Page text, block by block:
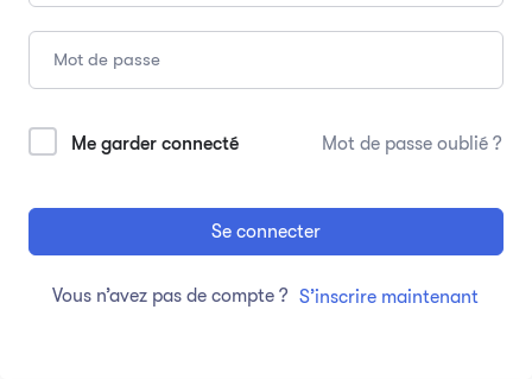
Me garder connecté Mot de passe oublié ?
Se connecter
Vous n’avez pas de compte ? S’inscrire maintenant